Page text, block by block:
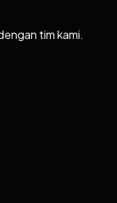
tim kami.